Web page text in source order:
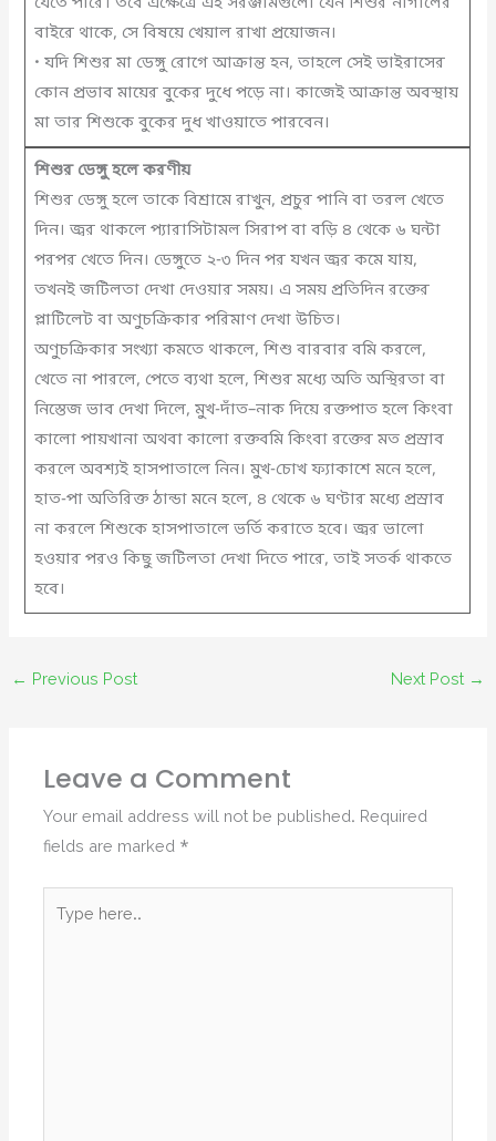
বাইরে থাকে, সে বিষয়ে খেয়াল রাখা প্রয়োজন।
• যদি শিশুর মা ডেঙ্গু রোগে আক্রান্ত হন, তাহলে সেই ভাইরাসের
কোন প্রভাব মায়ের বুকের দুধে পড়ে না। কাজেই আক্রান্ত অবস্থায়
মা তার শিশুকে বুকের দুধ খাওয়াতে পারবেন।
শিশুর ডেঙ্গু হলে করণীয়
শিশুর ডেঙ্গু হলে তাকে বিশ্রামে রাখুন, প্রচুর পানি বা তরল খেতে
দিন। জ্বর থাকলে প্যারাসিটামল সিরাপ বা বড়ি ৪ থেকে ৬ ঘন্টা
পরপর খেতে দিন। ডেঙ্গুতে ২-৩ দিন পর যখন জ্বর কমে যায়,
তখনই জটিলতা দেখা দেওয়ার সময়। এ সময় প্রতিদিন রক্তের
প্লাটিলেট বা অণুচক্রিকার পরিমাণ দেখা উচিত।
অণুচক্রিকার সংখ্যা কমতে থাকলে, শিশু বারবার বমি করলে,
খেতে না পারলে, পেতে ব্যথা হলে, শিশুর মধ্যে অতি অস্থিরতা বা
নিস্তেজ ভাব দেখা দিলে, মুখ-দাঁত–নাক দিয়ে রক্তপাত হলে কিংবা
কালো পায়খানা অথবা কালো রক্তবমি কিংবা রক্তের মত প্রস্রাব
করলে অবশ্যই হাসপাতালে নিন। মুখ-চোখ ফ্যাকাশে মনে হলে,
হাত-পা অতিরিক্ত ঠান্ডা মনে হলে, ৪ থেকে ৬ ঘণ্টার মধ্যে প্রস্রাব
না করলে শিশুকে হাসপাতালে ভর্তি করাতে হবে। জ্বর ভালো
হওয়ার পরও কিছু জটিলতা দেখা দিতে পারে, তাই সতর্ক থাকতে
হবে।
← Previous Post Next Post →
Leave a Comment
Your email address will not be published. Required
fields are marked *